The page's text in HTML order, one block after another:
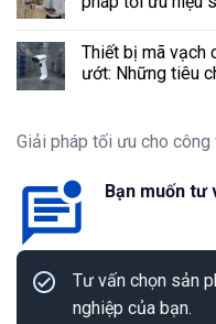
Thiết bị mã vạch
ướt: Những tiêu
Giải pháp tối ưu cho công
Bạn muốn tư
Tư vấn chọn sản
nghiệp của bạn.